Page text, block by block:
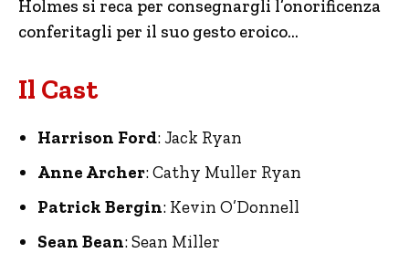
Holmes si reca per consegnargli l’onorificenza
conferitagli per il suo gesto eroico…
Il Cast
Harrison Ford: Jack Ryan
Anne Archer: Cathy Muller Ryan
Patrick Bergin: Kevin O’Donnell
Sean Bean: Sean Miller